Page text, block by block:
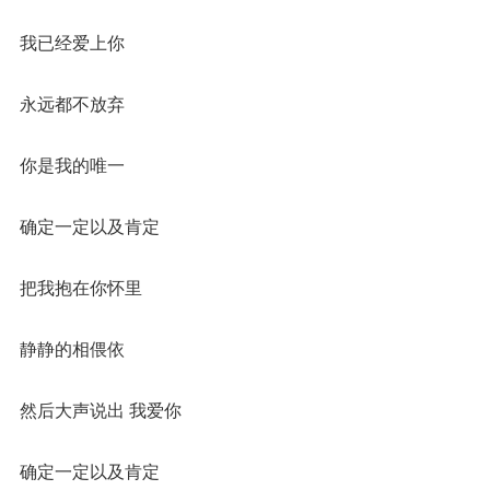
我已经爱上你
永远都不放弃
你是我的唯一
确定一定以及肯定
把我抱在你怀里
静静的相偎依
然后大声说出 我爱你
确定一定以及肯定